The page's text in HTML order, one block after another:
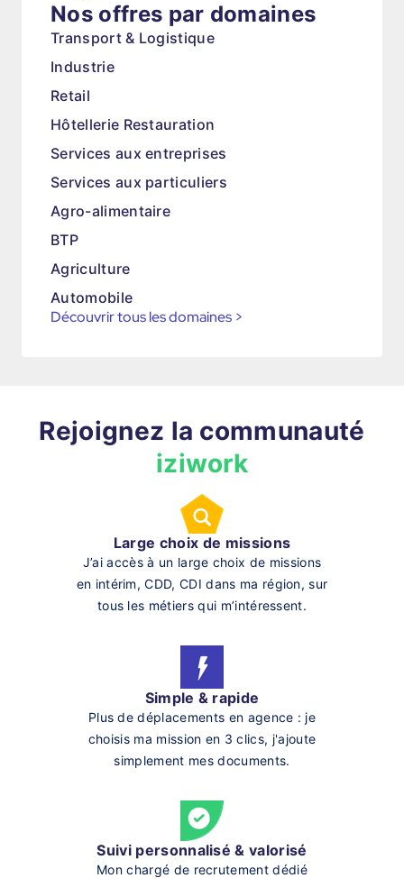
Nos offres par domaines
Transport & Logistique
Industrie
Retail
Hôtellerie Restauration
Services aux entreprises
Services aux particuliers
Agro-alimentaire
BTP
Agriculture
Automobile
Découvrir tous les domaines >
Rejoignez la communauté
iziwork
Large choix de missions
J’ai accès à un large choix de missions
en intérim, CDD, CDI dans ma région, sur
tous les métiers qui m’intéressent.
Simple & rapide
Plus de déplacements en agence : je
choisis ma mission en 3 clics, j'ajoute
simplement mes documents.
Suivi personnalisé & valorisé
Mon chargé de recrutement dédié